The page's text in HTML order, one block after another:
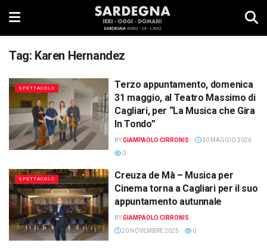
Tag: Karen Hernandez
SPETTACOLO
Terzo appuntamento, domenica
31 maggio, al Teatro Massimo di
Cagliari, per “La Musica che Gira
In Tondo”
BYGIAMPAOLO CIRRONIS
30 MAGGIO 2026
0
SPETTACOLO
Creuza de Mà – Musica per
Cinema torna a Cagliari per il suo
appuntamento autunnale
BYGIAMPAOLO CIRRONIS
20 NOVEMBRE 2025
0